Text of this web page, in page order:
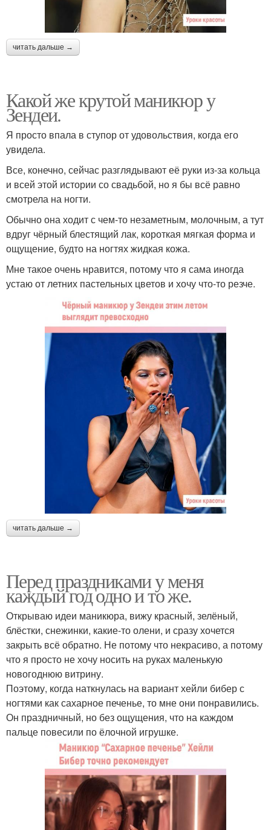
читать дальше →
Какой же крутой маникюр у
Зендеи.
Я просто впала в ступор от удовольствия, когда его
увидела.
Все, конечно, сейчас разглядывают её руки из-за кольца
и всей этой истории со свадьбой, но я бы всё равно
смотрела на ногти.
Обычно она ходит с чем-то незаметным, молочным, а тут
вдруг чёрный блестящий лак, короткая мягкая форма и
ощущение, будто на ногтях жидкая кожа.
Мне такое очень нравится, потому что я сама иногда
устаю от летних пастельных цветов и хочу что-то резче.
читать дальше →
Перед праздниками у меня
каждый год одно и то же.
Открываю идеи маникюра, вижу красный, зелёный,
блёстки, снежинки, какие-то олени, и сразу хочется
закрыть всё обратно. Не потому что некрасиво, а потому
что я просто не хочу носить на руках маленькую
новогоднюю витрину.
Поэтому, когда наткнулась на вариант хейли бибер с
ногтями как сахарное печенье, то мне они понравились.
Он праздничный, но без ощущения, что на каждом
пальце повесили по ёлочной игрушке.